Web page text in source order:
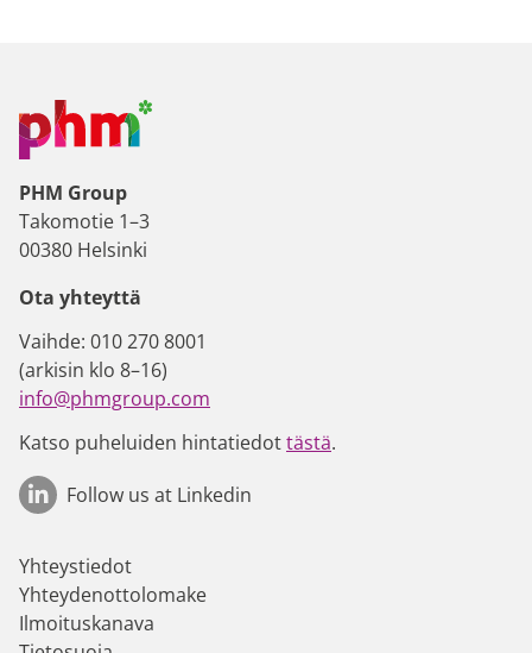
PHM Group
Takomotie 1–3
00380 Helsinki
Ota yhteyttä
Vaihde: 010 270 8001
(arkisin klo 8–16)
info@phmgroup.com
Katso puheluiden hintatiedottästä.
Follow us at Linkedin
Yhteystiedot
Yhteydenottolomake
Ilmoituskanava